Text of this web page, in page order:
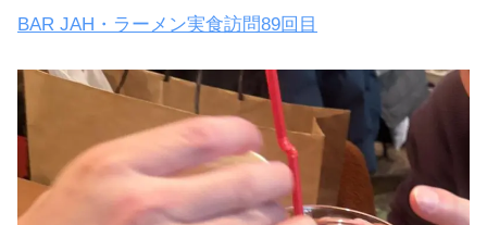
BAR JAH・ラーメン実食訪問89回目